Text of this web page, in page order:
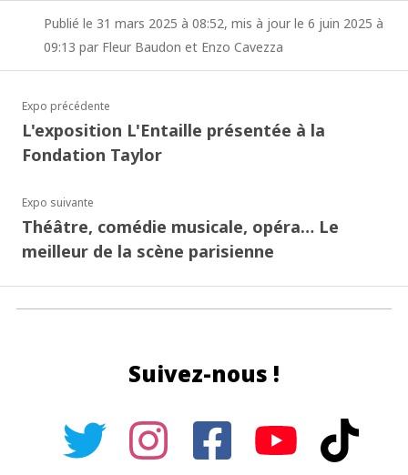
Publié le 31 mars 2025 à 08:52, mis à jour le 6 juin 2025 à
09:13 par Fleur Baudon et Enzo Cavezza
Expo précédente
L'exposition L'Entaille présentée à la
Fondation Taylor
Expo suivante
Théâtre, comédie musicale, opéra… Le
meilleur de la scène parisienne
Suivez-nous !